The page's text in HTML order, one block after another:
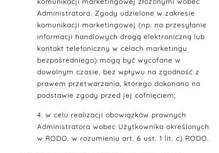
Administratora. Zgody udzielone w zakresie
komunikacji marketingowej (np. na przesyłanie
informacji handlowych drogą elektroniczną lub
kontakt telefoniczny w celach marketingu
bezpośredniego) mogą być wycofane w
dowolnym czasie, bez wpływu na zgodność z
prawem przetwarzania, którego dokonano na
podstawie zgody przed jej cofnięciem;
w celu realizacji obowiązków prawnych
Administratora wobec Użytkownika określonych
w RODO, w rozumieniu art. 6 ust. 1 lit. c) RODO.